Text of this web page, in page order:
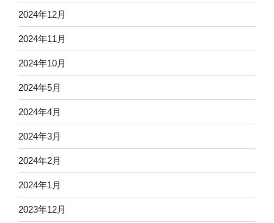
2024年12月
2024年11月
2024年10月
2024年5月
2024年4月
2024年3月
2024年2月
2024年1月
2023年12月